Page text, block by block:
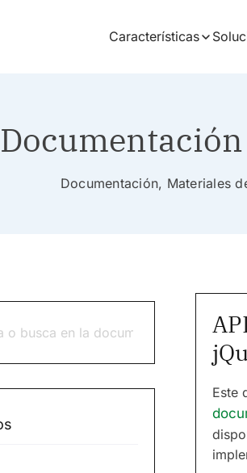
Características
Documentación, Materiales
Este